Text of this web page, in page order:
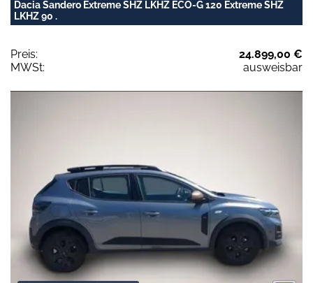
Dacia Sandero Extreme SHZ LKHZ ECO-G 120 Extreme SHZ
LKHZ 90 .
Preis:
24.899,00 €
MWSt:
ausweisbar